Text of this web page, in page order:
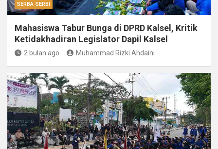
SERBA-SERBI
Mahasiswa Tabur Bunga di DPRD Kalsel, Kritik
Ketidakhadiran Legislator Dapil Kalsel
2 bulan ago Muhammad Rizki Ahdaini